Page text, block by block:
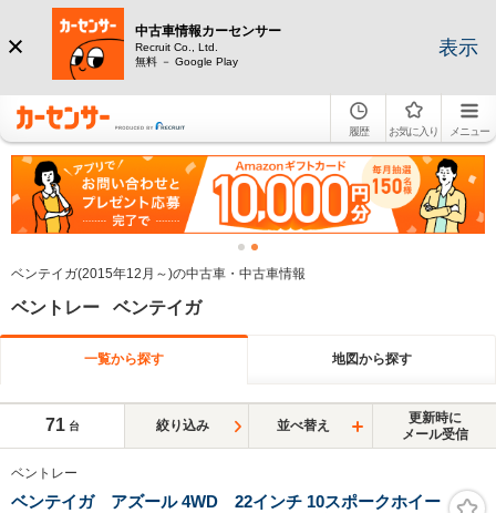
中古車情報カーセンサー
Recruit Co., Ltd.
無料 － Google Play
表示
履歴 お気に入り メニュー
ベンテイガ(2015年12月～)の中古車・中古車情報
ベントレー ベンテイガ
一覧から探す 地図から探す
71 台 絞り込み 並べ替え
更新時に
メール受信
ベントレー
ベンテイガ アズール 4WD 22インチ 10スポークホイー